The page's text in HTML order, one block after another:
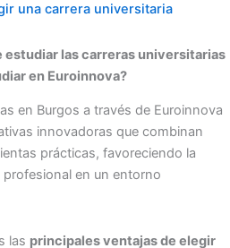
una carrera universitaria
estudiar las carreras universitarias
en Euroinnova?
en Burgos a través de Euroinnova
innovadoras que combinan
prácticas, favoreciendo la
en un entorno
las principales ventajas de elegir